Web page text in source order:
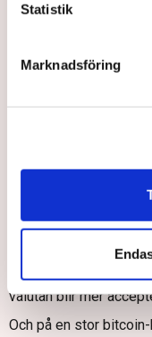
Statistik
Marknadsföring
Bitcoin styrs inte bara
genom
Blanche.
– - Mina studenter
Den amerikanska
dessutom på
tänker börja ta emot
valutan blir mer
Och på en stor